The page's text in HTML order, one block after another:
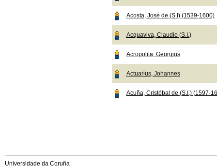
Acosta, José de (S.I) (1539-1600)
Acquaviva, Claudio (S.I.)
Acropolita, Georgius
Actuarius, Johannes
Acuña, Cristóbal de (S.I.) (1597-
Universidade da Coruña